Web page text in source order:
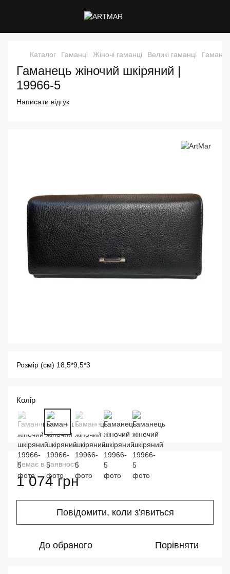
Каталог Гаманці Жіночі гаманці Великі гаманці
Гаманець жіночий шкіряний |
19966-5
Написати відгук
Розмір (см) 18,5*9,5*3
Колір
Немає в наявності
1 074 грн
Повідомити, коли з'явиться
До обраного Порівняти